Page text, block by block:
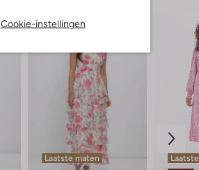
Cookie-instellingen
Laatste maten